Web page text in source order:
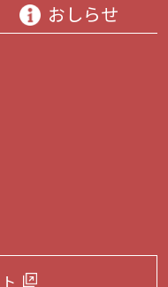
おしらせ